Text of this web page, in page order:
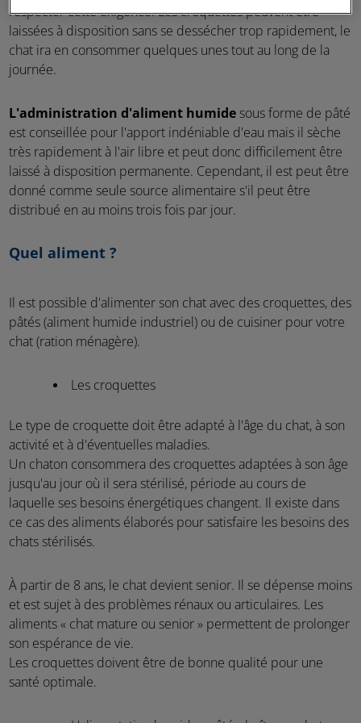
respecter cette exigence. Les croquettes peuvent être
laissées à disposition sans se dessécher trop rapidement, le
chat ira en consommer quelques unes tout au long de la
journée.
L'administration d'aliment humide sous forme de pâté
est conseillée pour l'apport indéniable d'eau mais il sèche
très rapidement à l'air libre et peut donc difficilement être
laissé à disposition permanente. Cependant, il est peut être
donné comme seule source alimentaire s'il peut être
distribué en au moins trois fois par jour.
Quel aliment ?
Il est possible d'alimenter son chat avec des croquettes, des
pâtés (aliment humide industriel) ou de cuisiner pour votre
chat (ration ménagère).
Les croquettes
Le type de croquette doit être adapté à l'âge du chat, à son
activité et à d'éventuelles maladies.
Un chaton consommera des croquettes adaptées à son âge
jusqu'au jour où il sera stérilisé, période au cours de
laquelle ses besoins énergétiques changent. Il existe dans
ce cas des aliments élaborés pour satisfaire les besoins des
chats stérilisés.
À partir de 8 ans, le chat devient senior. Il se dépense moins
et est sujet à des problèmes rénaux ou articulaires. Les
aliments « chat mature ou senior » permettent de prolonger
son espérance de vie.
Les croquettes doivent être de bonne qualité pour une
santé optimale.